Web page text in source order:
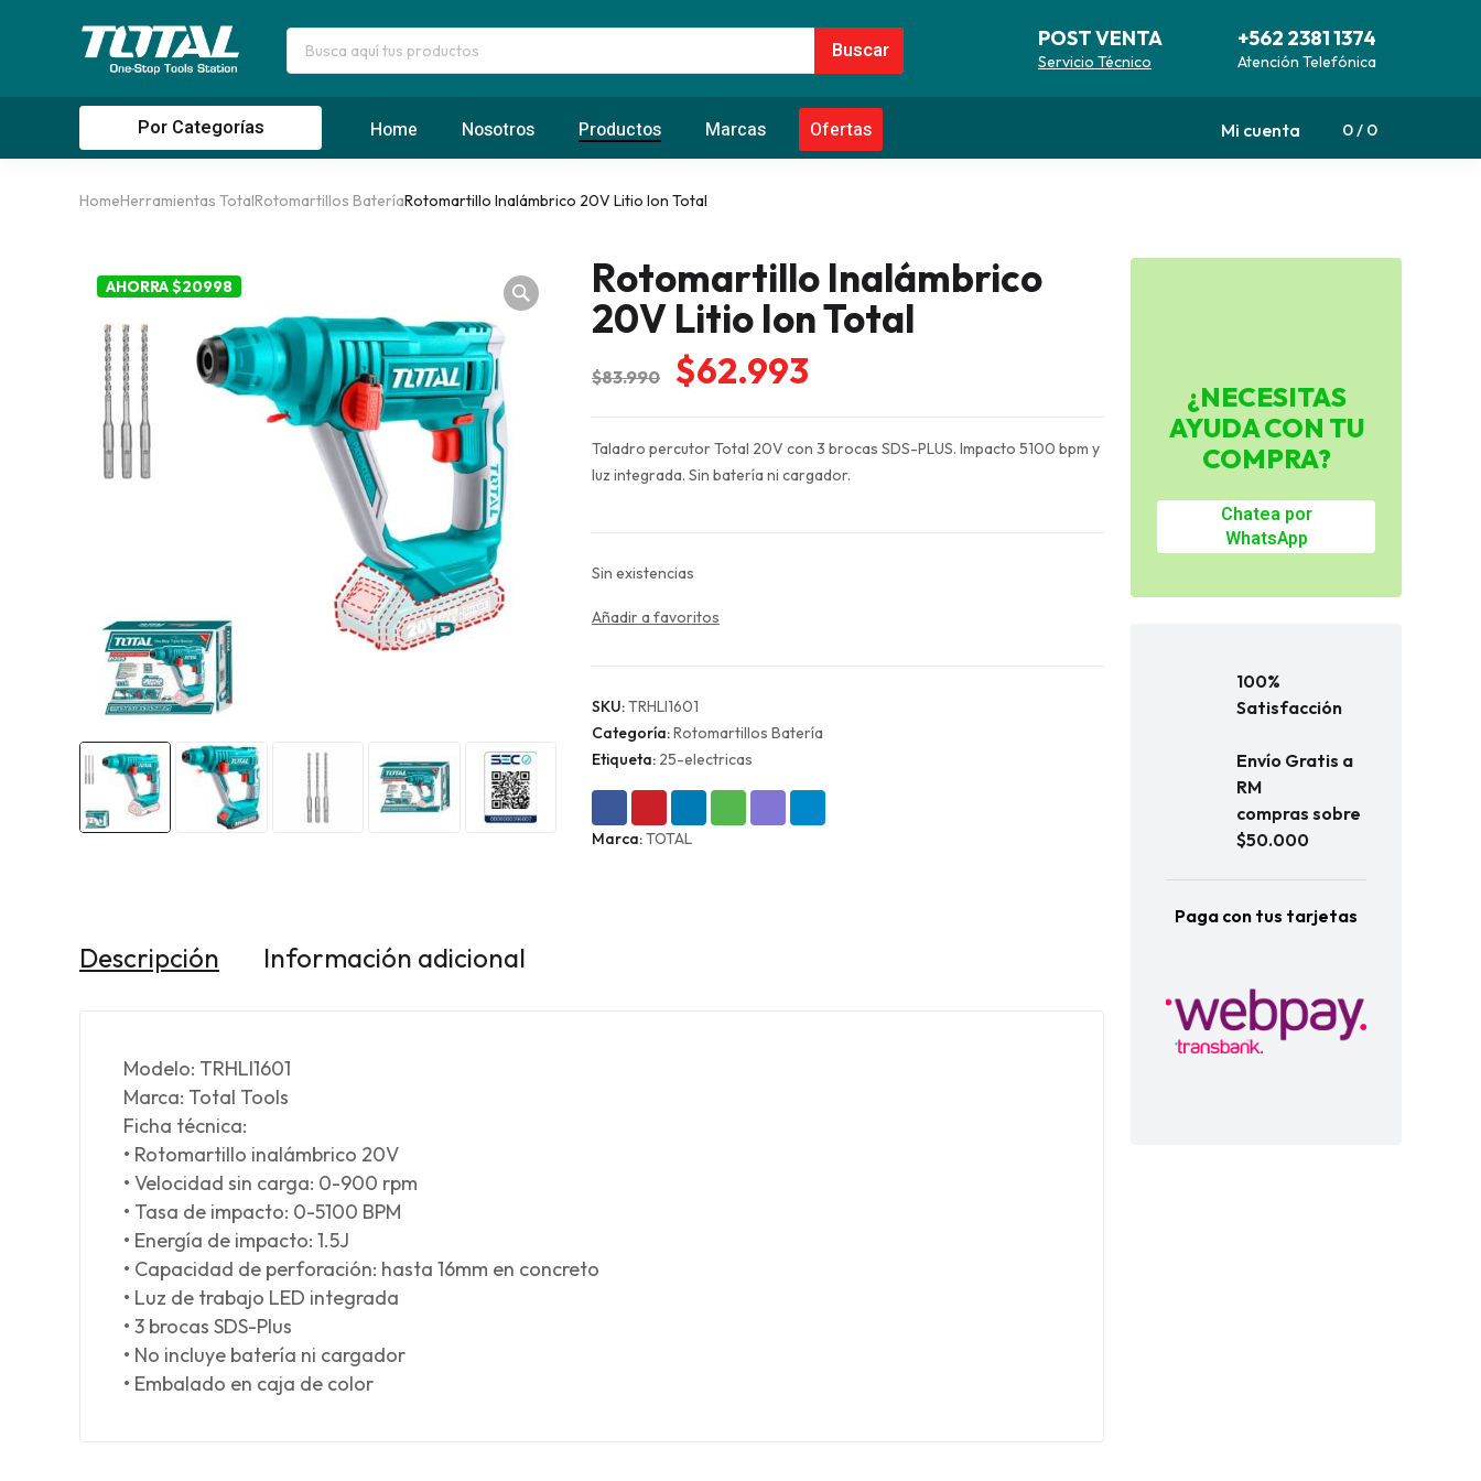
POST VENTA
Servicio Técnico
+562 2381 1374
Atención Telefónica
0 0
Mi cuenta
Por Categorías Home Nosotros Productos Marcas Ofertas
HomeHerramientas TotalRotomartillos BateríaRotomartillo Inalámbrico 20V Litio Ion Total
AHORRA $20998
Rotomartillo Inalámbrico
20V Litio Ion Total
$83.990
El
original
era:
$62.993
actual
es:
Taladro percutor Total 20V con 3 brocas SDS-PLUS. Impacto 5100 bpm y
luz integrada. Sin batería ni cargador.
Sin existencias
Añadir a favoritos
SKU:TRHLI1601
Categoría:Rotomartillos Batería
Etiqueta: 25-electricas
Marca:TOTAL
Descripción Información adicional
Modelo: TRHLI1601
Marca: Total Tools
Ficha técnica:
• Rotomartillo inalámbrico 20V
• Velocidad sin carga: 0-900 rpm
• Tasa de impacto: 0-5100 BPM
• Energía de impacto: 1.5J
• Capacidad de perforación: hasta 16mm en concreto
• Luz de trabajo LED integrada
• 3 brocas SDS-Plus
• No incluye batería ni cargador
• Embalado en caja de color
¿NECESITAS
AYUDA CON TU
COMPRA?
Chatea por
WhatsApp
100%
Satisfacción
Envío Gratis a
RM
compras sobre
$50.000
Paga con tus tarjetas